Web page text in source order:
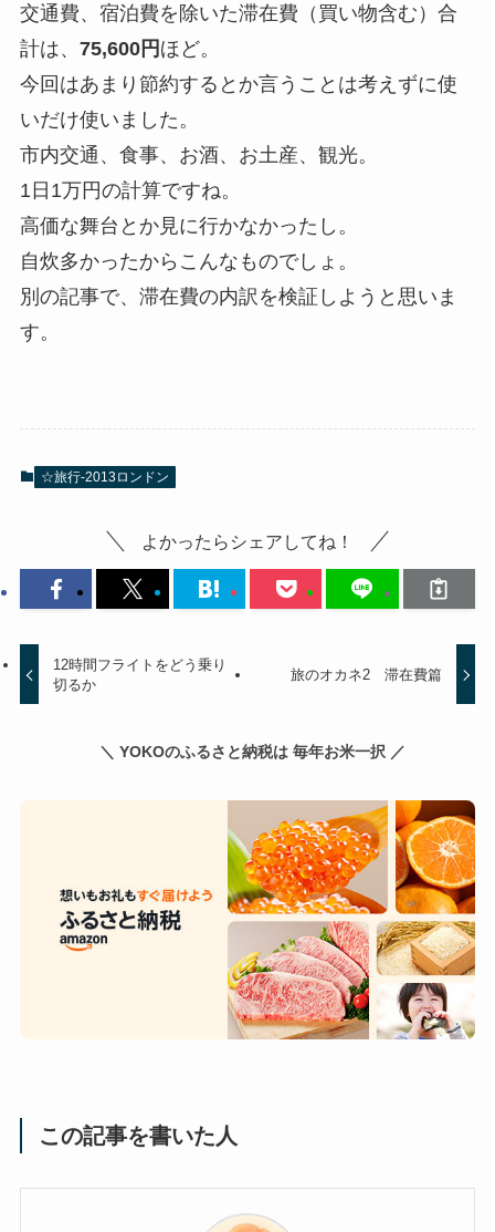
交通費、宿泊費を除いた滞在費（買い物含む）合
計は、 75,600円 ほど。
今回はあまり節約するとか言うことは考えずに使
いだけ使いました。
市内交通、食事、お酒、お土産、観光。
1日1万円の計算ですね。
高価な舞台とか見に行かなかったし。
自炊多かったからこんなものでしょ。
別の記事で、滞在費の内訳を検証しようと思いま
す。
☆旅行-2013ロンドン
よかったらシェアしてね！
12時間フライトをどう乗り
切るか
旅のオカネ2 滞在費篇
＼ YOKOのふるさと納税は 毎年お米一択 ／
この記事を書いた人